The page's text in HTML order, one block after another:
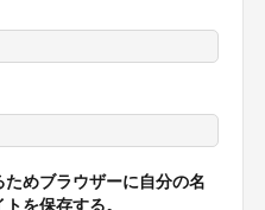
めブラウザーに自分の名
を保存する。